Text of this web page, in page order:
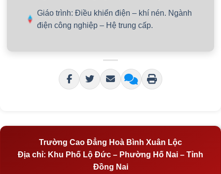
Giáo trình: Điều khiển điện – khí nén. Ngành
điện công nghiệp – Hệ trung cấp.
Trường Cao Đẳng Hoà Bình Xuân Lộc
Địa chỉ: Khu Phố Lộ Đức – Phường Hố Nai – Tỉnh
Đồng Nai